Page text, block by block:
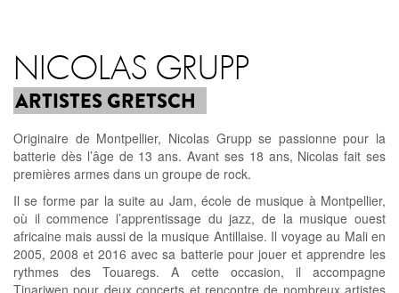
NICOLAS GRUPP
ARTISTES GRETSCH
Originaire de Montpellier, Nicolas Grupp se passionne pour la
batterie dès l’âge de 13 ans. Avant ses 18 ans, Nicolas fait ses
premières armes dans un groupe de rock.
Il se forme par la suite au Jam, école de musique à Montpellier,
où il commence l’apprentissage du jazz, de la musique ouest
africaine mais aussi de la musique Antillaise. Il voyage au Mali en
2005, 2008 et 2016 avec sa batterie pour jouer et apprendre les
rythmes des Touaregs. A cette occasion, il accompagne
Tinariwen pour deux concerts et rencontre de nombreux artistes